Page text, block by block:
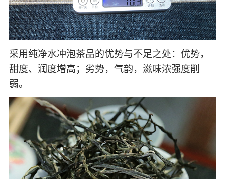
采用纯净水冲泡茶品的优势与不足之处：优势，
甜度、润度增高；劣势，气韵，滋味浓强度削
弱。